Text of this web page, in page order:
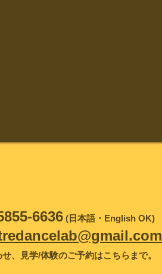
6636 (日本語・English OK)
見学/体験のご予約はこちらまで。